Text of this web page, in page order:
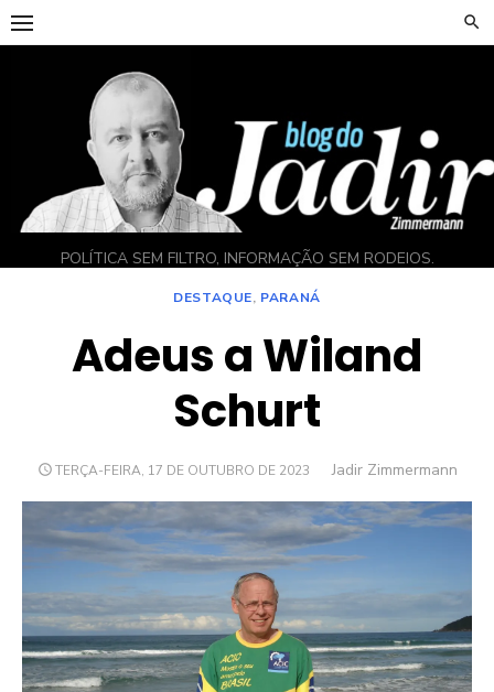
Skip
to
POLÍTICA SEM FILTRO, INFORMAÇÃO SEM RODEIOS.
DESTAQUE, PARANÁ
Adeus a Wiland
Schurt
POSTED
TERÇA-FEIRA, 17 DE OUTUBRO DE 2023 Author
Jadir Zimmermann